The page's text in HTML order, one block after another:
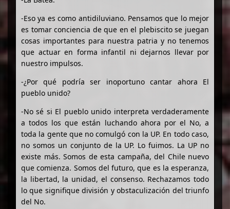
-Eso ya es como antidiluviano. Pensamos que lo mejor
es tomar conciencia de que en el plebiscito se juegan
cosas importantes para nuestra patria y no tenemos
que actuar en forma infantil ni dejarnos llevar por
nuestro impulsos.
-¿Por qué podría ser inoportuno cantar ahora El
pueblo unido?
-No sé si El pueblo unido interpreta verdaderamente
a todos los que están luchando ahora por el No, a
toda la gente que no comulgó con la UP. En todo caso,
no somos un conjunto de la UP. Lo fuimos. La UP no
existe más. Somos de esta campaña, del Chile nuevo
que comienza. Somos del futuro, que es la esperanza,
la libertad, la unidad, el consenso. Rechazamos todo
lo que signifique división y obstaculización del triunfo
del No.